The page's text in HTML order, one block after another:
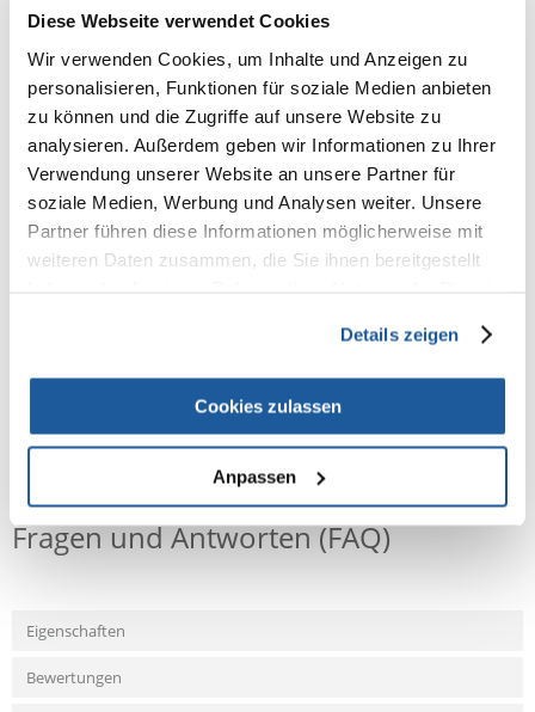
Diese Webseite verwendet Cookies
Wir verwenden Cookies, um Inhalte und Anzeigen zu
personalisieren, Funktionen für soziale Medien anbieten
zu können und die Zugriffe auf unsere Website zu
analysieren. Außerdem geben wir Informationen zu Ihrer
Verwendung unserer Website an unsere Partner für
soziale Medien, Werbung und Analysen weiter. Unsere
Partner führen diese Informationen möglicherweise mit
weiteren Daten zusammen, die Sie ihnen bereitgestellt
Details zeigen
Cookies zulassen
Anpassen
Leckerbissen für Nager und Kaninchen. Ein natürliches Fläschchen aus
Getreide, Obst, Gemüse und Kräutern von höchster Qualität, die in der
Natur die Grundlage der Ernährung dieser Tiere bilden. Dank der
durchbrochenen Konstruktion des Bügels sind bis zu 95 % des
Volumens der Flasche Lebensmittel. Und der Einsatz innovativer
Technologien hat es möglich gemacht, den traditionellen Backprozess
zu eliminieren. Darüber hinaus wurden alle Coolbaton-Inhaltsstoffe mit
100% natürlichen Substanzen kombiniert.
Die Fläschchen enthalten keine Farb- oder Konservierungsstoffe und
machen den Tieren Spaß und Freude beim Fressen. Nebender
Geschmacksrichtung Walnuss sind auch andere
Geschmacksrichtungen im Flaschensortiment erhältlich: Apfel,
NEUE NACHRICHT
Fragen und Antworten (FAQ)
Eigenschaften
Bewertungen